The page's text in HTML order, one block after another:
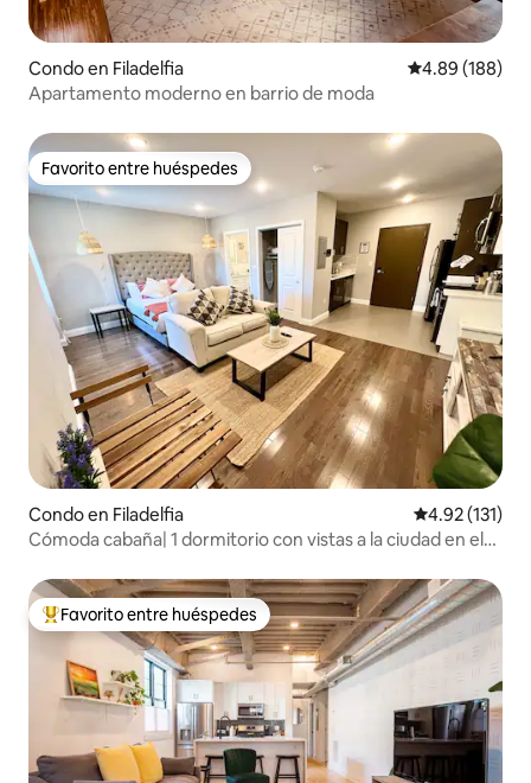
Condo en Filadelfia Calificación
4.89 (188)
Apartamento moderno en barrio de moda
Favorito entre huéspedes
Favorito entre huéspedes
Condo en Filadelfia Calificación
4.92 (131)
Cómoda cabaña| 1 dormitorio con vistas a la ciudad en el
Favorito entre huéspedes preferido
Favorito entre huéspedes